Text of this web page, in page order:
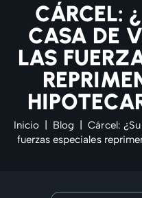
CÁRCEL:
CASA DE
LAS
Inicio Blog
Cárcel:
fuerzas especiales